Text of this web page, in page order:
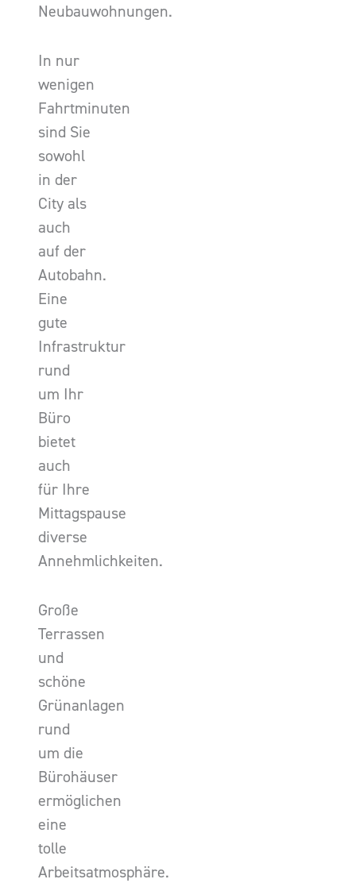
Neubauwohnungen.
In nur
wenigen
Fahrtminuten
sind Sie
sowohl
in der
City als
auch
auf der
Autobahn.
Eine
gute
Infrastruktur
rund
um Ihr
Büro
bietet
auch
für Ihre
Mittagspause
diverse
Annehmlichkeiten.
Große
Terrassen
und
schöne
Grünanlagen
rund
um die
Bürohäuser
ermöglichen
eine
tolle
Arbeitsatmosphäre.